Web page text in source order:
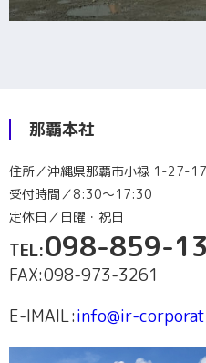
那覇本社
住所／沖縄県那覇市小禄 1-27-
受付時間／8:30～17:30
定休日／日曜・祝日
TEL:098-859-
FAX:098-973-3261
E-lMAIL:info@ir-